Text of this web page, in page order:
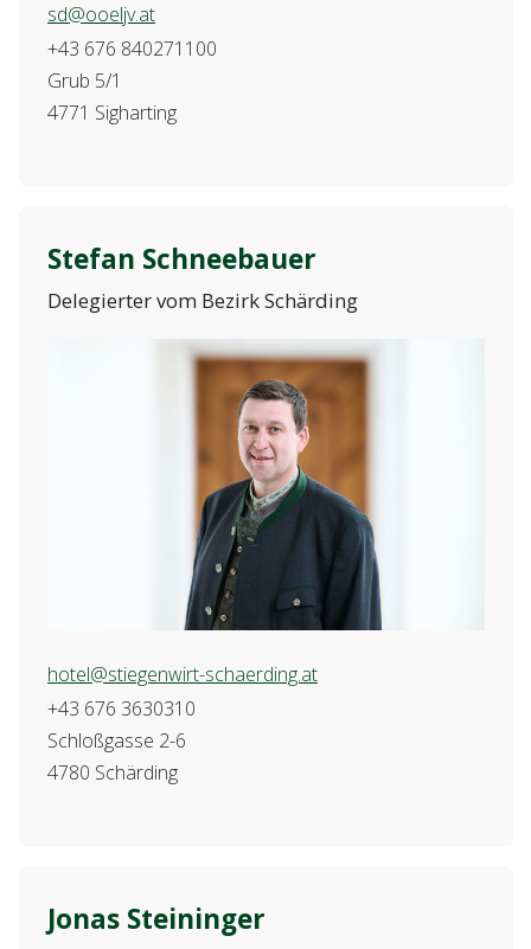
sd@ooeljv.at
+43 676 840271100
Grub 5/1
4771 Sigharting
Stefan Schneebauer
Delegierter vom Bezirk Schärding
hotel@stiegenwirt-schaerding.at
+43 676 3630310
Schloßgasse 2-6
4780 Schärding
Jonas Steininger